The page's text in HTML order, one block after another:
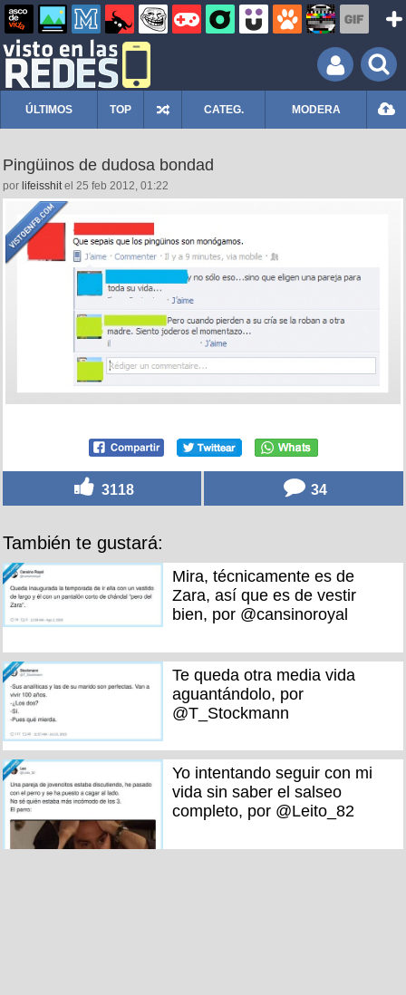
ÚLTIMOS TOP CATEG. MODERA
Pingüinos de dudosa bondad
por lifeisshitel 25 feb 2012, 01:22
3118 34
También te gustará:
Mira, técnicamente es de
Zara, así que es de vestir
bien, por @cansinoroyal
Te queda otra media vida
aguantándolo, por
@T_Stockmann
Yo intentando seguir con mi
vida sin saber el salseo
completo, por @Leito_82